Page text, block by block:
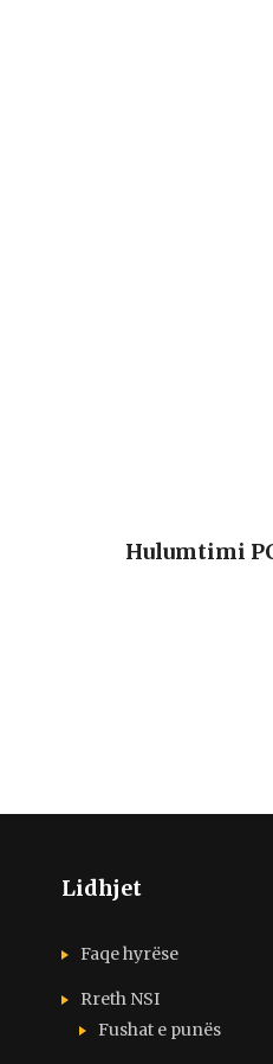
Hulumtimi
Lidhjet
Faqe hyrëse
Rreth NSI
Fushat e punës